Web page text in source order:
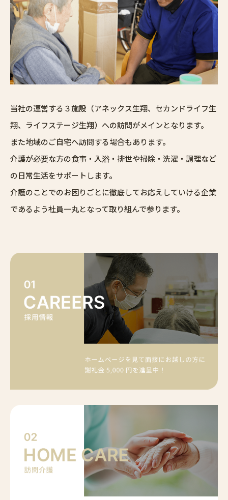
当社の運営する３施設（アネックス生翔、セカンドライフ生
翔、ライフステージ生翔）への訪問がメインとなります。
また地域のご自宅へ訪問する場合もあります。
介護が必要な方の食事・入浴・排世や掃除・洗濯・調理など
の日常生活をサポートします。
介護のことでのお困りごとに徹底してお応えしていける企業
であるよう社員一丸となって取り組んで参ります。